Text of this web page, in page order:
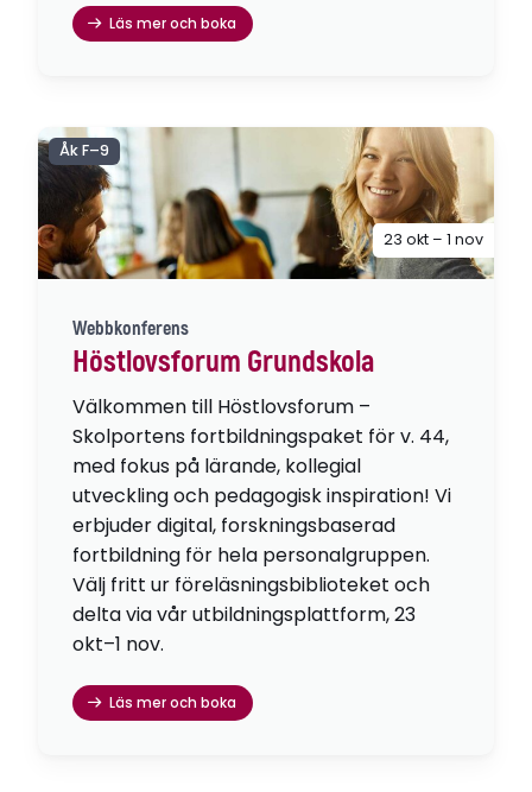
Läs mer och boka
Webbkonferens
Höstlovsforum Grundskola
Välkommen till Höstlovsforum –
Skolportens fortbildningspaket för v. 44,
med fokus på lärande, kollegial
utveckling och pedagogisk inspiration! Vi
erbjuder digital, forskningsbaserad
fortbildning för hela personalgruppen.
Välj fritt ur föreläsningsbiblioteket och
delta via vår utbildningsplattform, 23
okt–1 nov.
Läs mer och boka
Åk F–9
23 okt – 1 nov